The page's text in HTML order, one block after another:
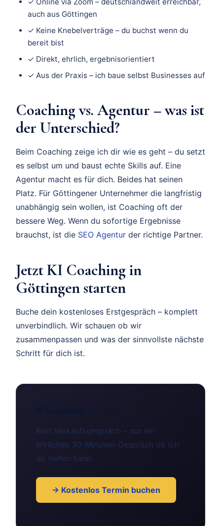
auch aus Göttingen
✓ Keine Knebelverträge – du buchst wenn du
bereit bist
✓ Direkt, ehrlich, ergebnisorientiert
✓ Aus der Praxis – ich baue selbst Businesses auf
Coaching vs. Agentur – was ist
der Unterschied?
Beim Coaching zeige ich dir wie es geht – du setzt
es selbst um und baust echte Skills auf. Eine
Agentur macht es für dich. Beides hat seinen
Platz. Für Göttingener Unternehmer die langfristig
unabhängig sein wollen, ist Coaching oft der
bessere Weg. Wenn du sofortige Ergebnisse
brauchst, ist die SEO Agentur der richtige Partner.
Jetzt KI Coaching in
Göttingen starten
Buche dein kostenloses Erstgespräch – komplett
unverbindlich. Wir schauen ob wir
zusammenpassen und was der sinnvollste nächste
Schritt für dich ist.
Kein Verkaufsgespräch – nur ein
ehrliches 30-Minuten-Gespräch ob ich
dir helfen kann.
→ Kostenlos Termin buchen